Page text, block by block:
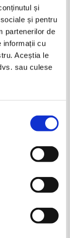
și
și pentru
partenerilor de
informații cu
Aceștia le
sau culese
- Cantare si tacere
6,40 Lei
în coș
- Stefanita
Lei